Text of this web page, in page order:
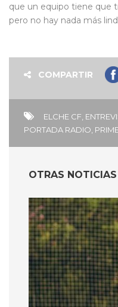
que un equipo tiene que
pero no hay nada más
COMPARTIR
ELCHE CF
PORTADA RADIO
OTRAS NOTICIAS